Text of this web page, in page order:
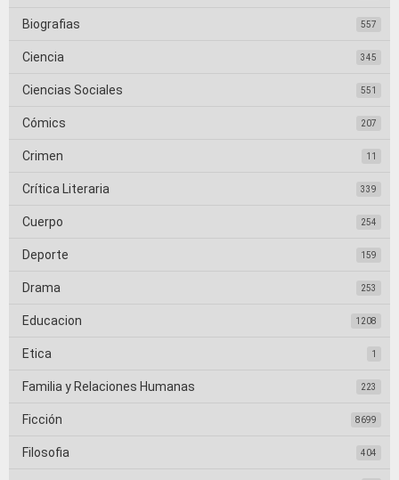
Biografias 557
Ciencia 345
Ciencias Sociales 551
Cómics 207
Crimen 11
Crítica Literaria 339
Cuerpo 254
Deporte 159
Drama 253
Educacion 1208
Etica 1
Familia y Relaciones Humanas 223
Ficción 8699
Filosofia 404